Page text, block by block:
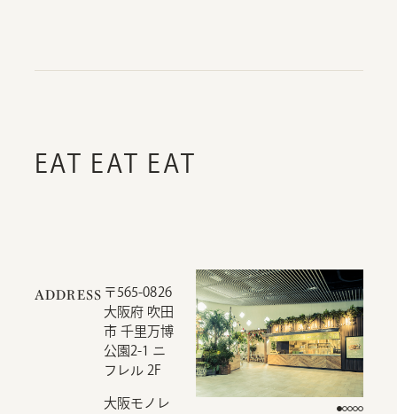
EAT EAT EAT
ADDRESS 〒565-0826
大阪府 吹田
市 千里万博
公園2-1 ニ
フレル 2F
大阪モノレ